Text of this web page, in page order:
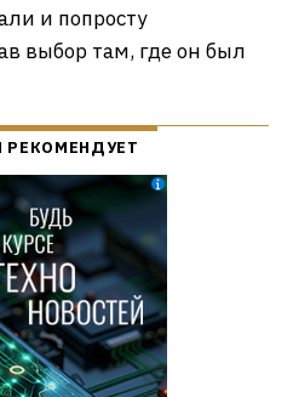
и попросту
выбор там, где он был